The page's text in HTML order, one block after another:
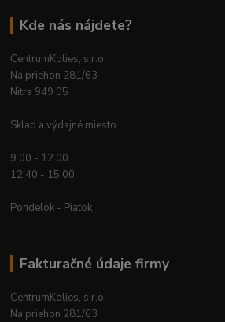
Kde nás nájdete?
CentrumKolies, s.r.o.
Na priehon 281/63
Nitra 949 05
Sklad a výdajné miesto
9.00 - 12.00
12.40 - 15.00
Pondelok - Piatok
Fakturačné údaje firmy
CentrumKolies, s.r.o.
Na priehon 281/63